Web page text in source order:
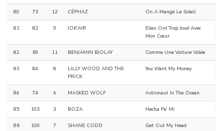
80 73 12 CÉPHAZ On A Mangé Le Soleil
81 82 9 JOK'AIR
Elles Ont Trop Joué Avec
Mon Cœur
82 69 11 BENJAMIN BIOLAY Comme Une Voiture Volée
83 84 8
LILLY WOOD AND THE
PRICK
You Want My Money
84 74 4 MASKED WOLF Astronaut In The Ocean
85 103 3 BOZA Hecha Pa' Mi
86 100 7 SHANE CODD Get Out My Head